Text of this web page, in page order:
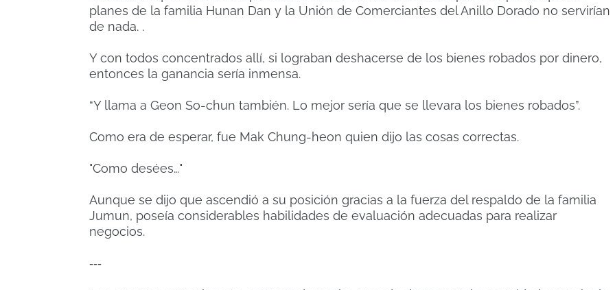
planes de la familia Hunan Dan y la Unión de Comerciantes del Anillo Dorado no servirían
de nada. .
Y con todos concentrados allí, si lograban deshacerse de los bienes robados por dinero,
entonces la ganancia sería inmensa.
“Y llama a Geon So-chun también. Lo mejor sería que se llevara los bienes robados”.
Como era de esperar, fue Mak Chung-heon quien dijo las cosas correctas.
"Como desées…"
Aunque se dijo que ascendió a su posición gracias a la fuerza del respaldo de la familia
Jumun, poseía considerables habilidades de evaluación adecuadas para realizar
negocios.
‐‐‐